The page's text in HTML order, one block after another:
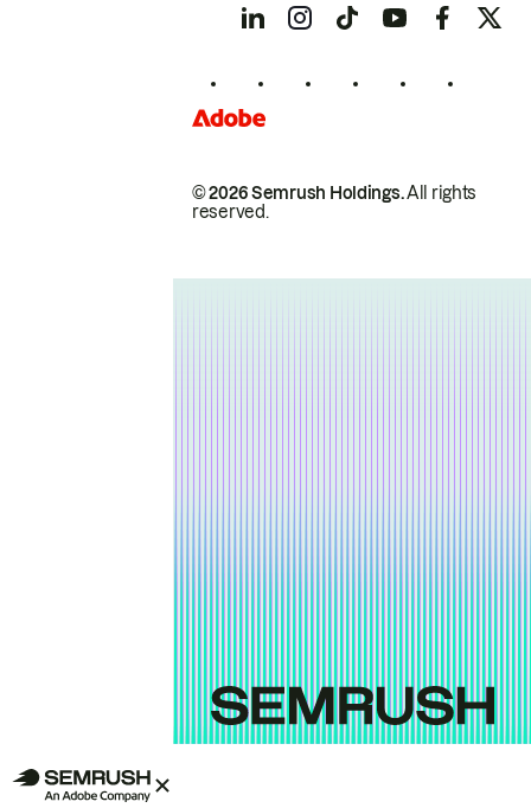
© 2026 Semrush Holdings.All rights
reserved.